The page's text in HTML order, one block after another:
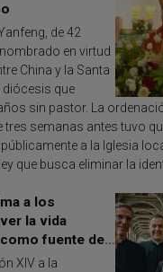
de 42
en virtud
China y la Santa
diócesis que
años sin pastor. La
tres semanas antes tuvo
a la Iglesia
que busca eliminar la
a los
la vida
fuente de
XIV a la